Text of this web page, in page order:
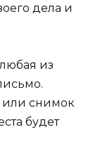
дела и
из
снимок
будет